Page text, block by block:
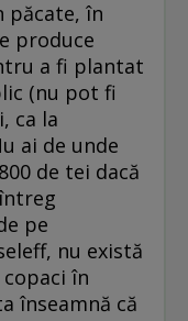
păcate, în
produce
a fi plantat
(nu pot fi
ca la
ai de unde
de tei dacă
pe
nu există
în
înseamnă că